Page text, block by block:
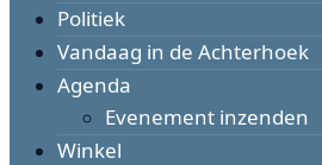
Politiek
Vandaag in de Achterhoek
Agenda
Evenement inzenden
Winkel